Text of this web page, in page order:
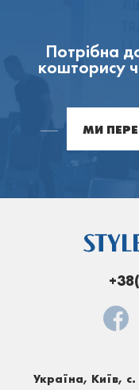
Потрібна
кошторису
МИ
Україна, Київ,